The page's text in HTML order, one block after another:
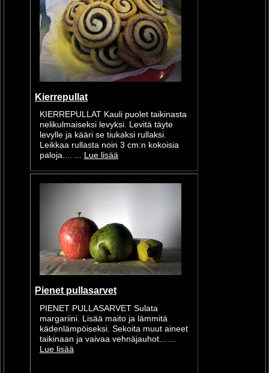
Kierrepullat
KIERREPULLAT Kauli puolet taikinasta
nelikulmaiseksi levyksi. Levitä täyte
levylle ja kääri se tiukaksi rullaksi.
Leikkaa rullasta noin 3 cm:n kokoisia
paloja.... ... Lue lisää
Pienet pullasarvet
PIENET PULLASARVET Sulata
margariini. Lisää maito ja lämmitä
kädenlämpöiseksi. Sekoita muut aineet
taikinaan ja vaivaa vehnäjauhot... ...
Lue lisää